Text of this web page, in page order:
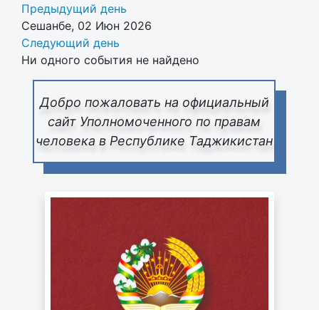
Добро пожаловать на официальный
сайт Уполномоченного по правам
человека в Республике Таджикистан
Предыдущий день
Сешанбе, 02 Июн 2026
Следующий день
Ни одного события не найдено